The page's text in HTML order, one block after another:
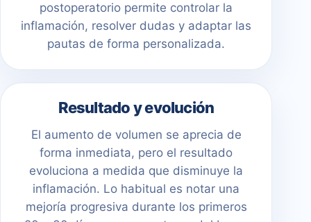
postoperatorio permite controlar la
inflamación, resolver dudas y adaptar las
pautas de forma personalizada.
Resultado y evolución
El aumento de volumen se aprecia de
forma inmediata, pero el resultado
evoluciona a medida que disminuye la
inflamación. Lo habitual es notar una
mejoría progresiva durante los primeros